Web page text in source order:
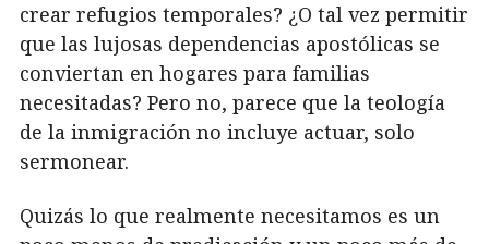
crear refugios temporales? ¿O tal vez permitir
que las lujosas dependencias apostólicas se
conviertan en hogares para familias
necesitadas? Pero no, parece que la teología
de la inmigración no incluye actuar, solo
sermonear.
Quizás lo que realmente necesitamos es un